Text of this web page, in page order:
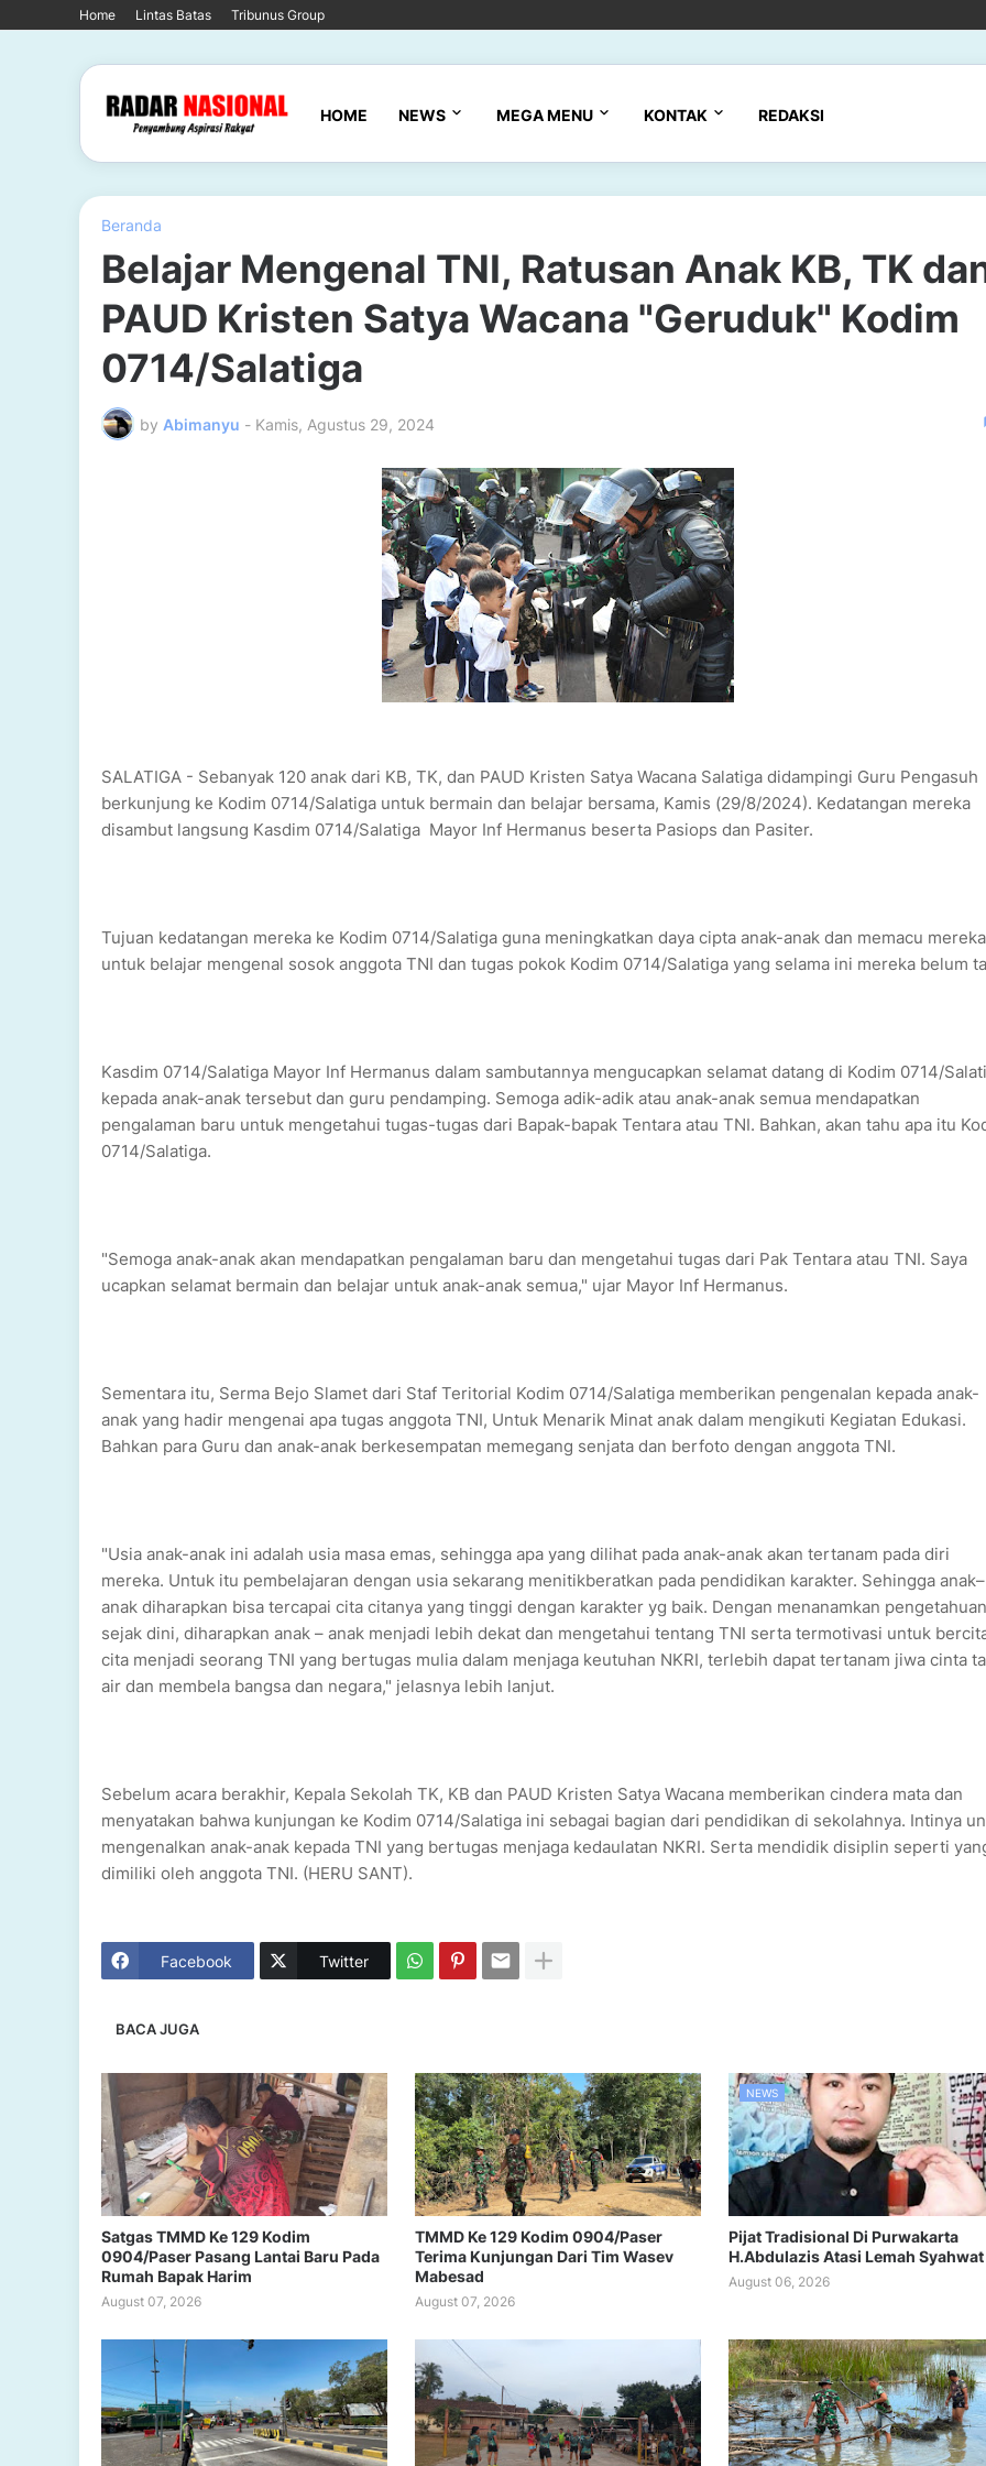
Home Lintas Batas Tribunus Group
HOME NEWS MEGA MENU KONTAK REDAKSI
Beranda
Belajar Mengenal TNI, Ratusan Anak KB, TK
PAUD Kristen Satya Wacana "Geruduk" Kodim
0714/Salatiga
by Abimanyu - Kamis, Agustus 29, 2024
SALATIGA - Sebanyak 120 anak dari KB, TK, dan PAUD Kristen Satya Wacana Salatiga didampingi Guru Pengasuh
berkunjung ke Kodim 0714/Salatiga untuk bermain dan belajar bersama, Kamis (29/8/2024). Kedatangan mereka
disambut langsung Kasdim 0714/Salatiga Mayor Inf Hermanus beserta Pasiops dan Pasiter.
Tujuan kedatangan mereka ke Kodim 0714/Salatiga guna meningkatkan daya cipta anak-anak dan memacu mereka
untuk belajar mengenal sosok anggota TNI dan tugas pokok Kodim 0714/Salatiga yang selama ini mereka belum
Kasdim 0714/Salatiga Mayor Inf Hermanus dalam sambutannya mengucapkan selamat datang di Kodim 0714/
kepada anak-anak tersebut dan guru pendamping. Semoga adik-adik atau anak-anak semua mendapatkan
pengalaman baru untuk mengetahui tugas-tugas dari Bapak-bapak Tentara atau TNI. Bahkan, akan tahu apa itu
0714/Salatiga.
"Semoga anak-anak akan mendapatkan pengalaman baru dan mengetahui tugas dari Pak Tentara atau TNI. Saya
ucapkan selamat bermain dan belajar untuk anak-anak semua," ujar Mayor Inf Hermanus.
Sementara itu, Serma Bejo Slamet dari Staf Teritorial Kodim 0714/Salatiga memberikan pengenalan kepada anak-
anak yang hadir mengenai apa tugas anggota TNI, Untuk Menarik Minat anak dalam mengikuti Kegiatan Edukasi.
Bahkan para Guru dan anak-anak berkesempatan memegang senjata dan berfoto dengan anggota TNI.
"Usia anak-anak ini adalah usia masa emas, sehingga apa yang dilihat pada anak-anak akan tertanam pada diri
mereka. Untuk itu pembelajaran dengan usia sekarang menitikberatkan pada pendidikan karakter. Sehingga anak–
anak diharapkan bisa tercapai cita citanya yang tinggi dengan karakter yg baik. Dengan menanamkan pengetahuan
sejak dini, diharapkan anak – anak menjadi lebih dekat dan mengetahui tentang TNI serta termotivasi untuk
cita menjadi seorang TNI yang bertugas mulia dalam menjaga keutuhan NKRI, terlebih dapat tertanam jiwa cinta
air dan membela bangsa dan negara," jelasnya lebih lanjut.
Sebelum acara berakhir, Kepala Sekolah TK, KB dan PAUD Kristen Satya Wacana memberikan cindera mata dan
menyatakan bahwa kunjungan ke Kodim 0714/Salatiga ini sebagai bagian dari pendidikan di sekolahnya. Intinya
mengenalkan anak-anak kepada TNI yang bertugas menjaga kedaulatan NKRI. Serta mendidik disiplin seperti
dimiliki oleh anggota TNI. (HERU SANT).
Facebook Twitter
BACA JUGA
Satgas TMMD Ke 129 Kodim
0904/Paser Pasang Lantai Baru Pada
Rumah Bapak Harim
August 07, 2026
TMMD Ke 129 Kodim 0904/Paser
Terima Kunjungan Dari Tim Wasev
Mabesad
August 07, 2026
NEWS
Pijat Tradisional Di Purwakarta
H.Abdulazis Atasi Lemah Syahwat
August 06, 2026